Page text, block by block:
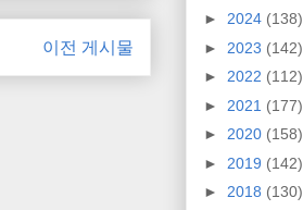
이전 게시물
► 2024 (138)
► 2023 (142)
► 2022 (112)
► 2021 (177)
► 2020 (158)
► 2019 (142)
► 2018 (130)